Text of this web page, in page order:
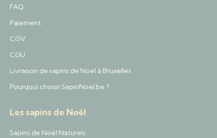
FAQ
Paiement
CGV
CGU
Livraison de sapins de Noël à Bruxelles
Pourquoi choisir SapinNoel.be ?
Les sapins de Noël
Sapins de Noël Naturels